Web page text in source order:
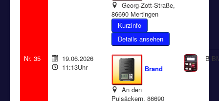
Georg-Zott-Straße,
86690 Mertingen
Details ansehen
Nr. 35
19.06.2026
11:13Uhr
Brand
An den
Pulsäckern, 86690
B